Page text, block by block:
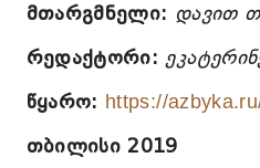
მთარგმნელი: დავით
რედაქტორი:
წყარო: https://
თბილისი 2019